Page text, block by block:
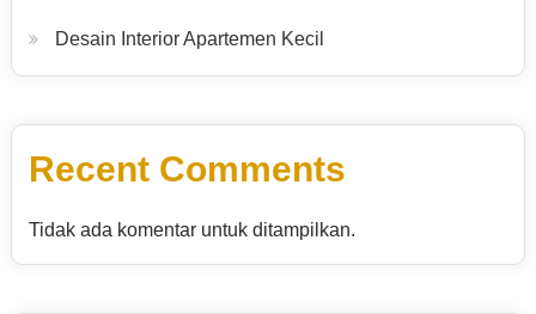
Desain Interior Apartemen Kecil
Recent Comments
Tidak ada komentar untuk ditampilkan.